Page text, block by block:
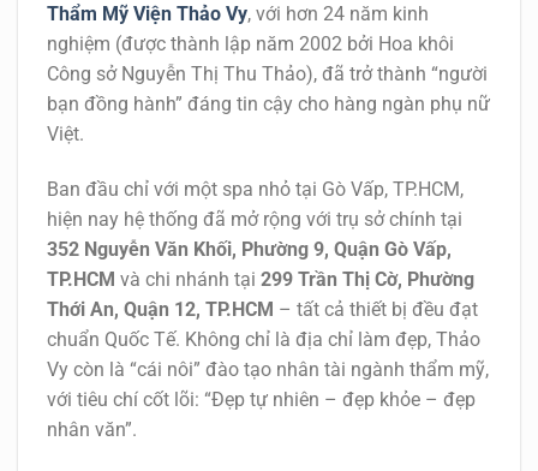
Thẩm Mỹ Viện Thảo Vy, với hơn 24 năm kinh
nghiệm (được thành lập năm 2002 bởi Hoa khôi
Công sở Nguyễn Thị Thu Thảo), đã trở thành “người
bạn đồng hành” đáng tin cậy cho hàng ngàn phụ nữ
Việt.
Ban đầu chỉ với một spa nhỏ tại Gò Vấp, TP.HCM,
hiện nay hệ thống đã mở rộng với trụ sở chính tại
352 Nguyễn Văn Khối, Phường 9, Quận Gò Vấp,
TP.HCM và chi nhánh tại 299 Trần Thị Cờ, Phường
Thới An, Quận 12, TP.HCM – tất cả thiết bị đều đạt
chuẩn Quốc Tế. Không chỉ là địa chỉ làm đẹp, Thảo
Vy còn là “cái nôi” đào tạo nhân tài ngành thẩm mỹ,
với tiêu chí cốt lõi: “Đẹp tự nhiên – đẹp khỏe – đẹp
nhân văn”.